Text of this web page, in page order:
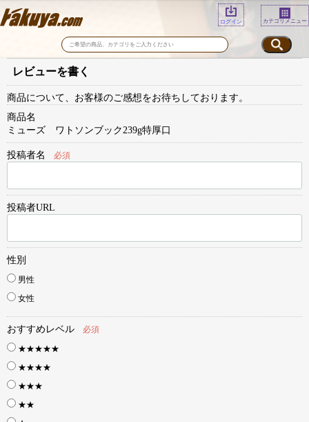
ログイン カテゴリメニュー
レビューを書く
商品について、お客様のご感想をお待ちしております。
商品名
ミューズ ワトソンブック239g特厚口
投稿者名 必須
投稿者URL
性別
男性
女性
おすすめレベル
必須
★★★★★
★★★★
★★★
★★